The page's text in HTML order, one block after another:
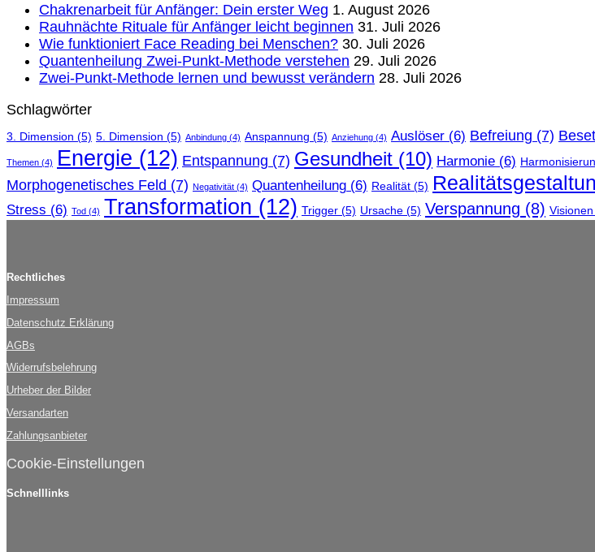
Chakrenarbeit für Anfänger: Dein erster Weg 1. August 2026
Rauhnächte Rituale für Anfänger leicht beginnen 31. Juli 2026
Wie funktioniert Face Reading bei Menschen? 30. Juli 2026
Quantenheilung Zwei-Punkt-Methode verstehen 29. Juli 2026
Zwei-Punkt-Methode lernen und bewusst verändern 28. Juli 2026
Schlagwörter
3. Dimension (5) 5. Dimension (5) Anbindung (4) Anspannung (5) Anziehung (4) Auslöser (6) Befreiung (7)
Themen (4) Energie (12) Entspannung (7) Gesundheit (10) Harmonie (6)
Morphogenetisches Feld (7) Negativität (4) Quantenheilung (6) Realität (5)
Stress (6) Tod (4) Transformation (12) Trigger (5) Ursache (5) Verspannung (8) Visionen
Rechtliches
Impressum
Datenschutz Erklärung
AGBs
Widerrufsbelehrung
Urheber der Bilder
Versandarten
Zahlungsanbieter
Cookie-Einstellungen
Schnelllinks